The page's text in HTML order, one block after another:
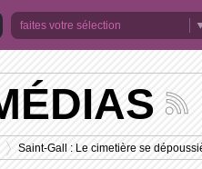
faites votre sélection
les
de
>
Saint-Gall : Le cimetière se